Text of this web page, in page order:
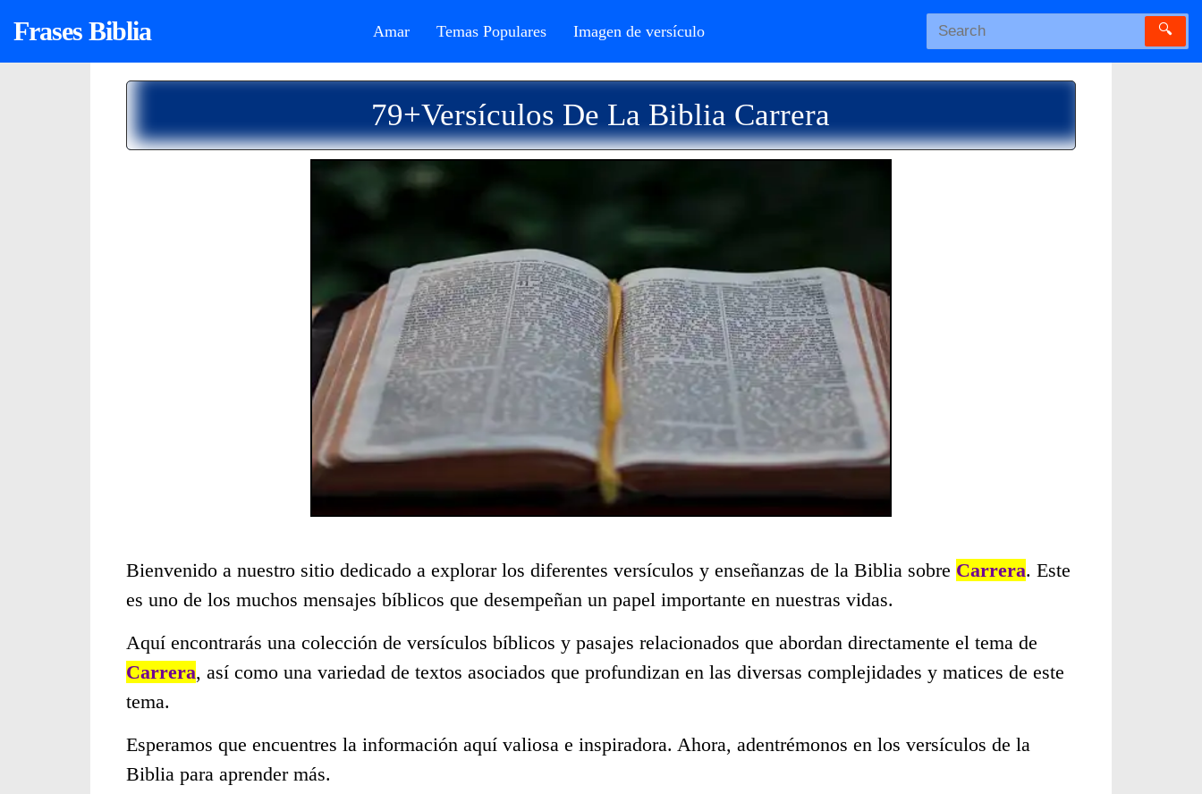
Frases Biblia Amar Temas Populares Imagen de versículo 🔍
79+Versículos De La Biblia Carrera
Bienvenido a nuestro sitio dedicado a explorar los diferentes versículos y enseñanzas de la Biblia sobre Carrera. Este
es uno de los muchos mensajes bíblicos que desempeñan un papel importante en nuestras vidas.
Aquí encontrarás una colección de versículos bíblicos y pasajes relacionados que abordan directamente el tema de
Carrera, así como una variedad de textos asociados que profundizan en las diversas complejidades y matices de este
tema.
Esperamos que encuentres la información aquí valiosa e inspiradora. Ahora, adentrémonos en los versículos de la
Biblia para aprender más.